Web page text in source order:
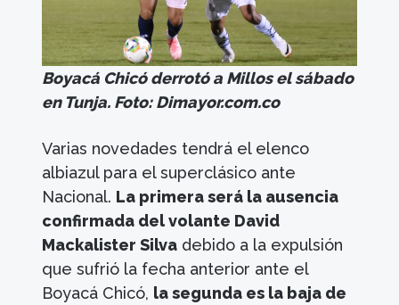
Boyacá Chicó derrotó a Millos el sábado
en Tunja. Foto: Dimayor.com.co
Varias novedades tendrá el elenco
albiazul para el superclásico ante
Nacional. La primera será la ausencia
confirmada del volante David
Mackalister Silva debido a la expulsión
que sufrió la fecha anterior ante el
Boyacá Chicó, la segunda es la baja de